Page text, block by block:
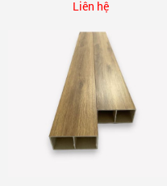
Liên hệ